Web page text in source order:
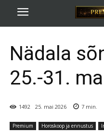
Nädala
25.-31.
1492 25. mai 2026 7 min.
Premium Horoskoop ja ennustus